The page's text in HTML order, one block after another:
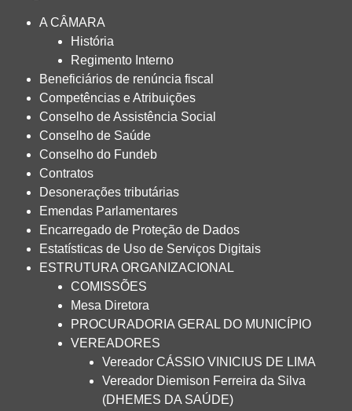
A CÂMARA
História
Regimento Interno
Beneficiários de renúncia fiscal
Competências e Atribuições
Conselho de Assistência Social
Conselho de Saúde
Conselho do Fundeb
Contratos
Desonerações tributárias
Emendas Parlamentares
Encarregado de Proteção de Dados
Estatísticas de Uso de Serviços Digitais
ESTRUTURA ORGANIZACIONAL
COMISSÕES
Mesa Diretora
PROCURADORIA GERAL DO MUNICÍPIO
VEREADORES
Vereador CÁSSIO VINICIUS DE LIMA
Vereador Diemison Ferreira da Silva
(DHEMES DA SAÚDE)